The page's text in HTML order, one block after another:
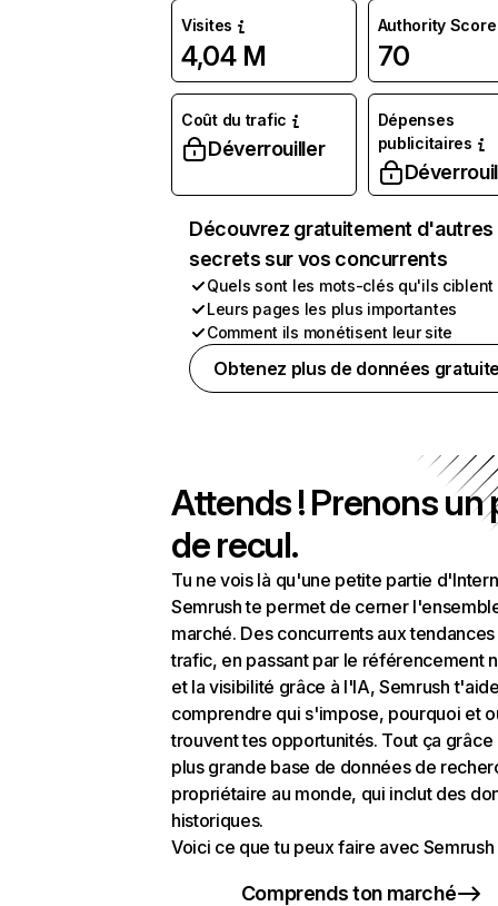
Visites
4,04 M
Authority Score
70
Coût du trafic
Déverrouiller
Dépenses
publicitaires
Découvrez gratuitement d'autres
secrets sur vos concurrents
Quels sont les mots-clés qu'ils ciblent
Leurs pages les plus importantes
Comment ils monétisent leur site
Obtenez plus de données
Attends ! Prenons un
de recul.
Tu ne vois là qu'une petite partie
Semrush te permet de cerner
marché. Des concurrents aux
trafic, en passant par le référencement
et la visibilité grâce à l'IA, Semrush
comprendre qui s'impose, pourquoi et
trouvent tes opportunités. Tout ça grâce
plus grande base de données de
propriétaire au monde, qui inclut des
historiques.
Voici ce que tu peux faire avec Semrush
Comprends ton marché